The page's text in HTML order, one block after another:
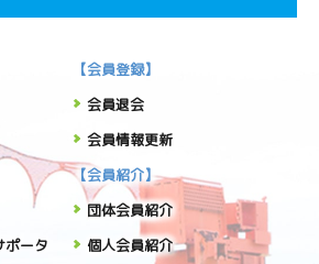
ポータ
【会員登録】
会員退会
会員情報更新
【会員紹介】
団体会員紹介
個人会員紹介